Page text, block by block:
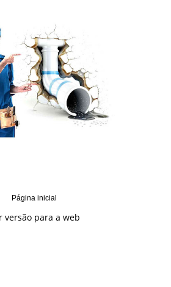
Página inicial
versão para a web